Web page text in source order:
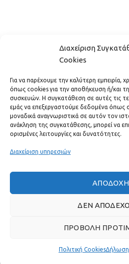
Διαχείριση
Cookies
Για να παρέχουμε την καλύτερη εμπειρία,
όπως cookies για την αποθήκευση ή/και
συσκευών. Η συγκατάθεση σε αυτές τις
εμάς να επεξεργαστούμε δεδομένα όπως
μοναδικά αναγνωριστικά σε αυτόν τον
ανάκληση της συγκατάθεσης, μπορεί να
ορισμένες λειτουργίες και δυνατότητες.
Διαχείριση υπηρεσιών
ΑΠΟΔΟΧΉ
ΔΕΝ
ΠΡΟΒΟΛΉ
Πολιτική CookiesΔήλωση
ΧΡΗΣΙΜΟΙ ΣΥΝΔΕΣΜΟΙ
ΓΡΉΓΟΡΟ ΜΕΝΟΎ